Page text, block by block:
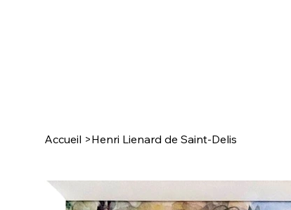
Accueil >Henri Lienard de Saint-Delis